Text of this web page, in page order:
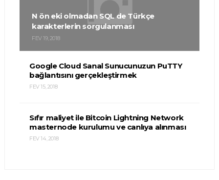
N ön eki olmadan SQL de Türkçe
karakterlerin sorgulanması
FEV 19, 2018
Google Cloud Sanal Sunucunuzun PuTTY
bağlantısını gerçekleştirmek
FEV 15, 2018
Sıfır maliyet ile Bitcoin Lightning Network
masternode kurulumu ve canlıya alınması
FEV 14, 2018